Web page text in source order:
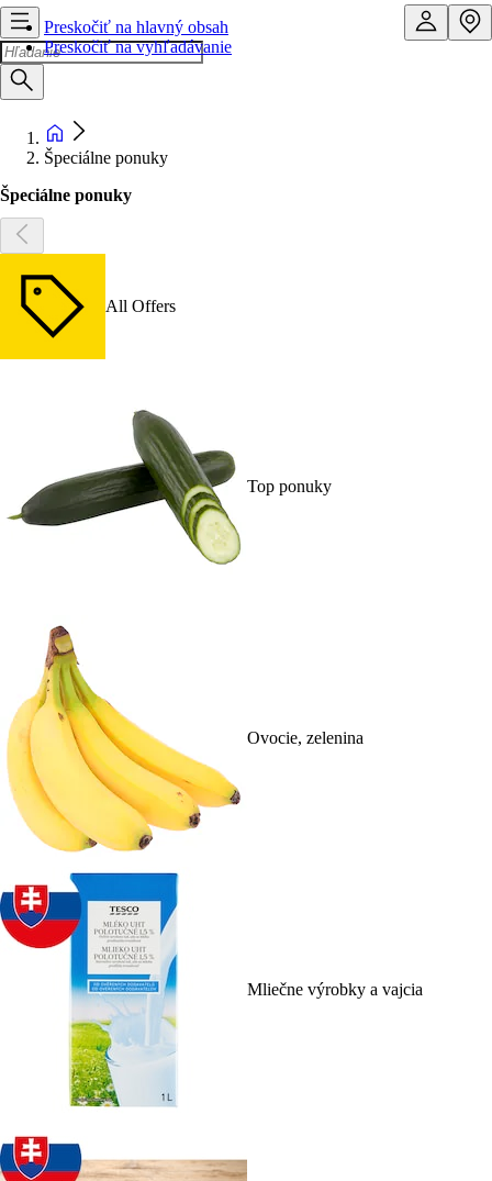
Preskočiť na hlavný obsah
Preskočiť na vyhľadávanie
Špeciálne ponuky
Špeciálne ponuky
All Offers
Top ponuky
Ovocie, zelenina
Mliečne výrobky a vajcia